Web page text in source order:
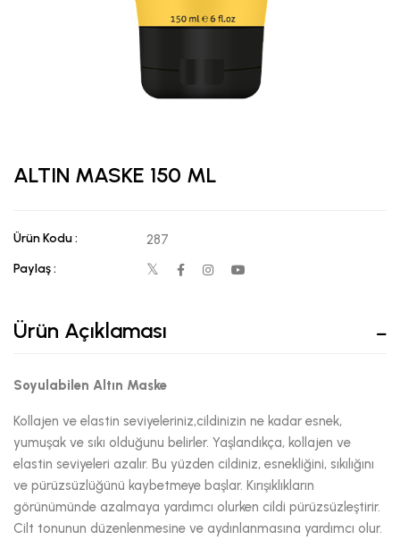
ALTIN MASKE 150 ML
Ürün Kodu : 287
Paylaş :
Ürün Açıklaması
Soyulabilen Altın Maske
Kollajen ve elastin seviyeleriniz,cildinizin ne kadar esnek,
yumuşak ve sıkı olduğunu belirler. Yaşlandıkça, kollajen ve
elastin seviyeleri azalır. Bu yüzden cildiniz, esnekliğini, sıkılığını
ve pürüzsüzlüğünü kaybetmeye başlar. Kırışıklıkların
görünümünde azalmaya yardımcı olurken cildi pürüzsüzleştirir.
Cilt tonunun düzenlenmesine ve aydınlanmasına yardımcı olur.